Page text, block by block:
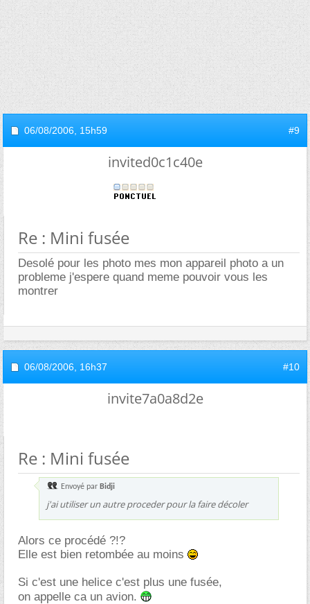
06/08/2006, 15h59 #9
invited0c1c40e
Re : Mini fusée
Desolé pour les photo mes mon appareil photo a un
probleme j'espere quand meme pouvoir vous les
montrer
06/08/2006, 16h37 #10
invite7a0a8d2e
Re : Mini fusée
Envoyé par Bidji
j'ai utiliser un autre proceder pour la faire décoler
Alors ce procédé ?!?
Elle est bien retombée au moins
Si c'est une helice c'est plus une fusée,
on appelle ca un avion.